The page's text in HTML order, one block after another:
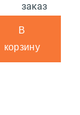
заказ
В
корзину